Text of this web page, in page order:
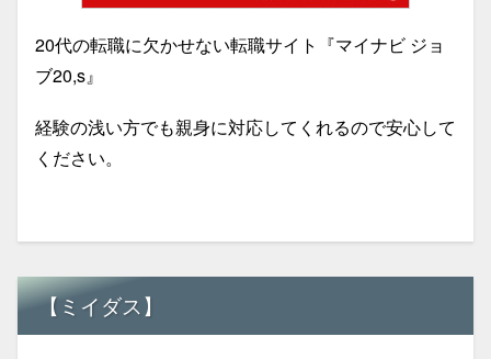
20代の転職に欠かせない転職サイト『マイナビ ジョ
ブ20,s』
経験の浅い方でも親身に対応してくれるので安心して
ください。
【ミイダス】